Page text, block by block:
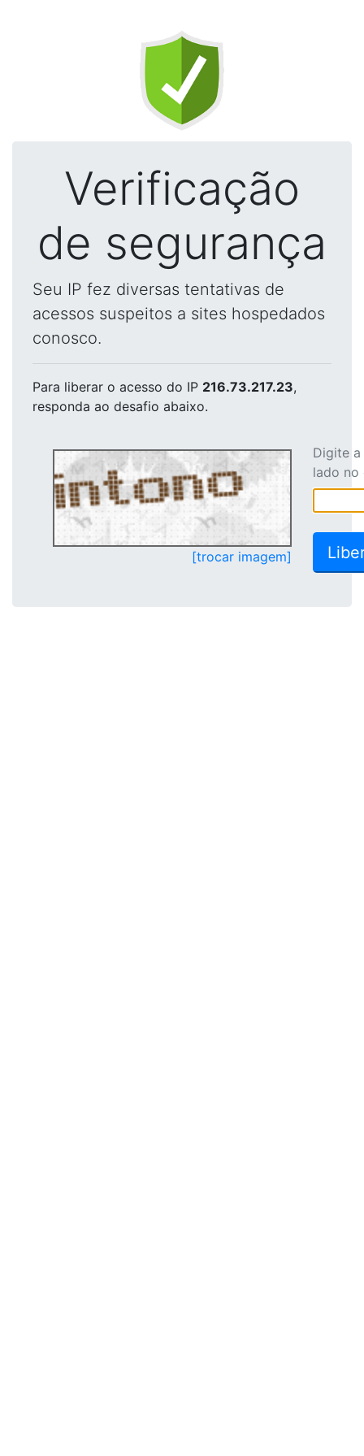
Verificação
de segurança
Seu IP fez diversas tentativas de
acessos suspeitos a sites hospedados
conosco.
Para liberar o acesso do IP 216.73.217.23,
responda ao desafio abaixo.
[trocar imagem]
Digite
lado no